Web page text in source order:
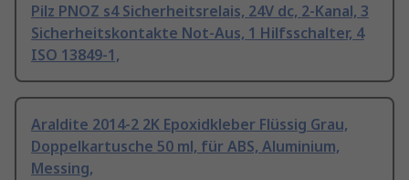
Pilz PNOZ s4 Sicherheitsrelais, 24V dc, 2-Kanal, 3
Sicherheitskontakte Not-Aus, 1 Hilfsschalter, 4
ISO 13849-1,
Araldite 2014-2 2K Epoxidkleber Flüssig Grau,
Doppelkartusche 50 ml, für ABS, Aluminium,
Messing,